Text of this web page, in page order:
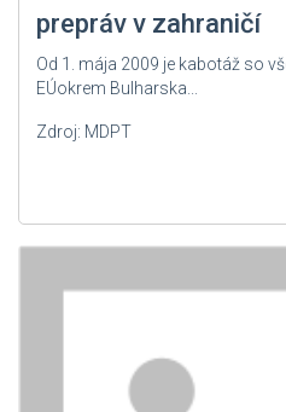
prepráv v zahraničí
Od 1. mája 2009 je kabotáž so
EÚokrem Bulharska...
Zdroj: MDPT